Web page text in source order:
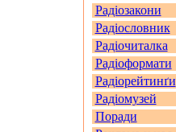
Радіозакони
Радіословник
Радіочиталка
Радіоформати
Радіорейтинґи
Радіомузей
Поради